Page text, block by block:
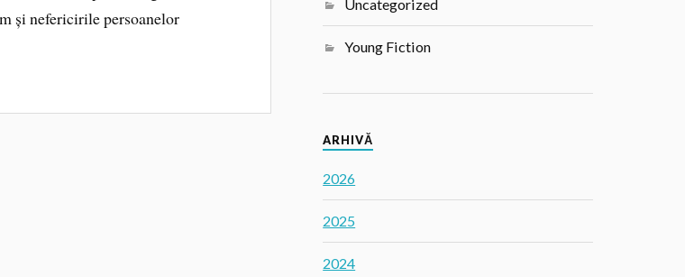
și nefericirile persoanelor
Uncategorized
Young Fiction
ARHIVĂ
2026
2025
2024